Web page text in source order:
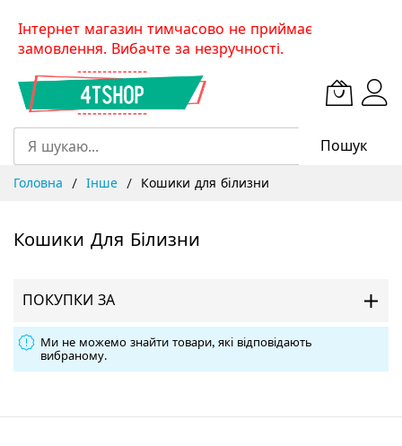
SkipІнтернет магазин тимчасово не приймає
замовлення. Вибачте за незручності.
Пошук
Головна Інше Кошики для білизни
Кошики Для Білизни
ПОКУПКИ ЗА
Ми не можемо знайти товари, які відповідають
вибраному.